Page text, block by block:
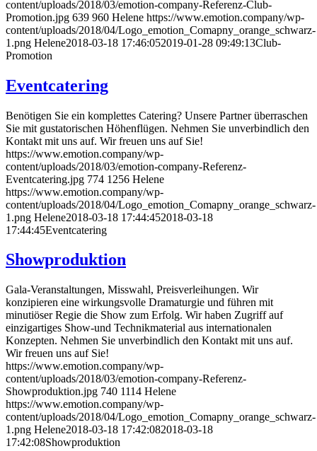
content/uploads/2018/03/emotion-company-Referenz-Club-
Promotion.jpg 639 960 Helene https://www.emotion.company/wp-
content/uploads/2018/04/Logo_emotion_Comapny_orange_schwarz-
1.png Helene2018-03-18 17:46:052019-01-28 09:49:13Club-
Promotion
Eventcatering
Benötigen Sie ein komplettes Catering? Unsere Partner überraschen
Sie mit gustatorischen Höhenflügen. Nehmen Sie unverbindlich den
Kontakt mit uns auf. Wir freuen uns auf Sie!
https://www.emotion.company/wp-
content/uploads/2018/03/emotion-company-Referenz-
Eventcatering.jpg 774 1256 Helene
https://www.emotion.company/wp-
content/uploads/2018/04/Logo_emotion_Comapny_orange_schwarz-
1.png Helene2018-03-18 17:44:452018-03-18
17:44:45Eventcatering
Showproduktion
Gala-Veranstaltungen, Misswahl, Preisverleihungen. Wir
konzipieren eine wirkungsvolle Dramaturgie und führen mit
minutiöser Regie die Show zum Erfolg. Wir haben Zugriff auf
einzigartiges Show-und Technikmaterial aus internationalen
Konzepten. Nehmen Sie unverbindlich den Kontakt mit uns auf.
Wir freuen uns auf Sie!
https://www.emotion.company/wp-
content/uploads/2018/03/emotion-company-Referenz-
Showproduktion.jpg 740 1114 Helene
https://www.emotion.company/wp-
content/uploads/2018/04/Logo_emotion_Comapny_orange_schwarz-
1.png Helene2018-03-18 17:42:082018-03-18
17:42:08Showproduktion